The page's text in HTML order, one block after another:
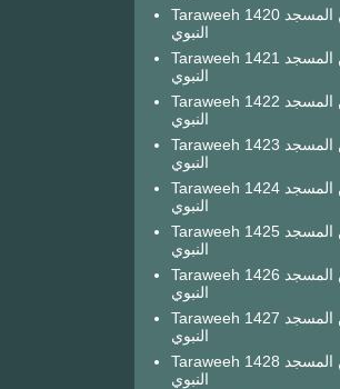
Taraweeh 1420 صلاة التراويح من المسجد
النبوي
Taraweeh 1421 صلاة التراويح من المسجد
النبوي
Taraweeh 1422 صلاة التراويح من المسجد
النبوي
Taraweeh 1423 صلاة التراويح من المسجد
النبوي
Taraweeh 1424 صلاة التراويح من المسجد
النبوي
Taraweeh 1425 صلاة التراويح من المسجد
النبوي
Taraweeh 1426 صلاة التراويح من المسجد
النبوي
Taraweeh 1427 صلاة التراويح من المسجد
النبوي
Taraweeh 1428 صلاة التراويح من المسجد
النبوي